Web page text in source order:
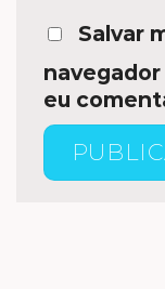
Salvar
navegador
eu